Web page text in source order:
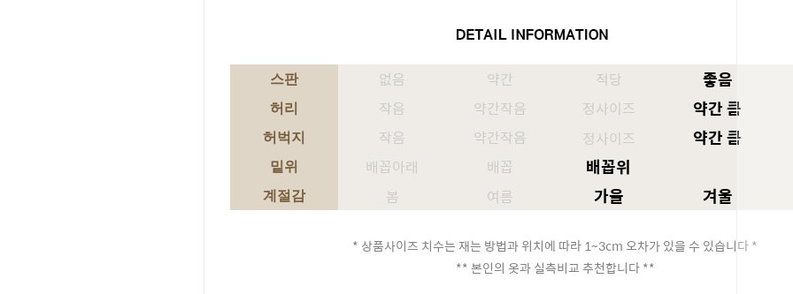
스판 없음 약간 적당 좋음
허리 작음 약간작음 정사이즈 약간 큼
허벅지 작음 약간작음 정사이즈 약간 큼
밑위 배꼽아래 배꼽 배꼽위
계절감 봄 여름 가을 겨울
* 상품사이즈 치수는 재는 방법과 위치에 따라 1~3cm 오차가 있을 수 있습니다 *
** 본인의 옷과 실측비교 추천합니다 **